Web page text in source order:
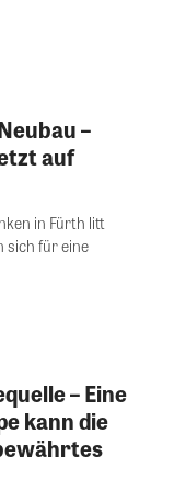
–
auf
in Fürth litt
sich für eine
– Eine
kann die